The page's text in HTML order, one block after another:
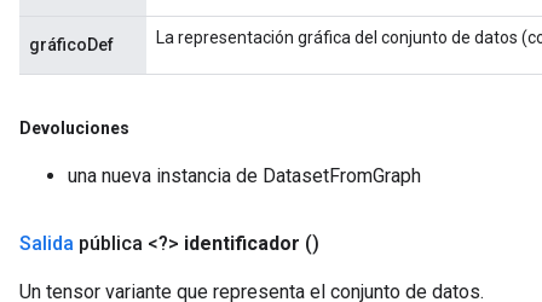
gráficoDef La representación gráfica del conjunto de datos
Devoluciones
una nueva instancia de DatasetFromGraph
Salida pública <?> identificador ()
Un tensor variante que representa el conjunto de datos.